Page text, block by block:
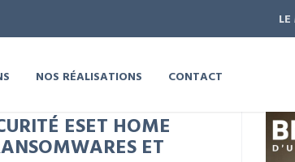
NOS RÉALISATIONS CONTACT
ESET HOME
ET